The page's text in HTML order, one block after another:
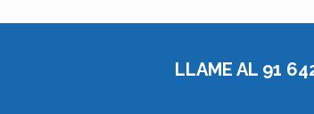
LLAME AL 91